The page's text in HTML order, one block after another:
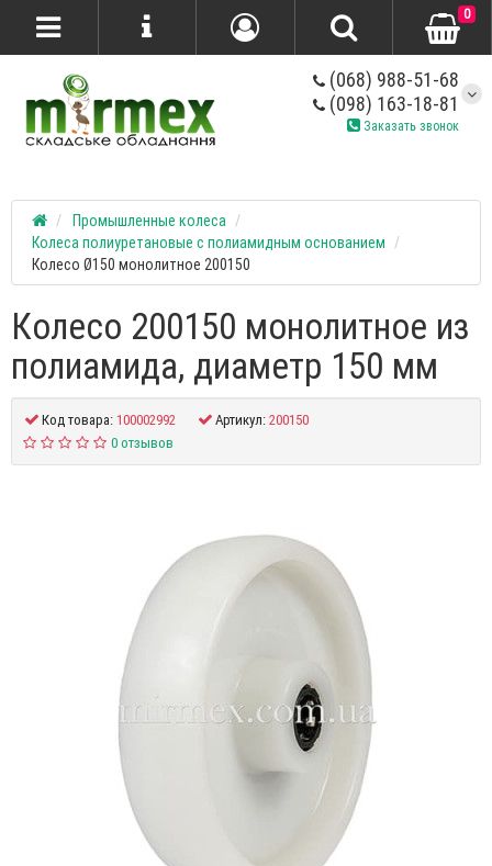
(068) 988-51-68
(098) 163-18-81
Заказать звонок
0
Промышленные колеса
Колеса полиуретановые с полиамидным основанием
Колесо Ø150 монолитное 200150
Колесо 200150 монолитное из
полиамида, диаметр 150 мм
Код товара:100002992 Артикул:200150
0 отзывов